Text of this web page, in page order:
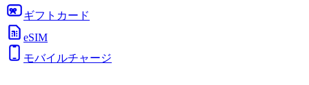
ギフトカード
eSIM
モバイルチャージ